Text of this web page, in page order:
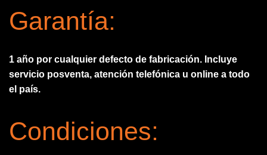
Garantía:
1 año por cualquier defecto de fabricación. Incluye
servicio posventa, atención telefónica u online a todo
el país.
Condiciones: